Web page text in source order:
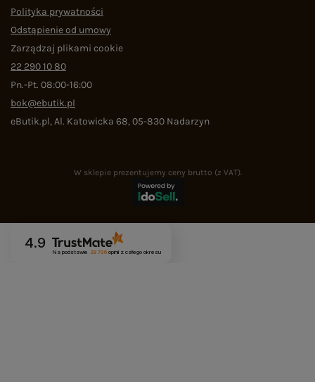
Polityka prywatności
Odstąpienie od umowy
Zarządzaj plikami cookie
22 290 10 80
Pn.-Pt. 08:00-16:00
bok@ebutik.pl
eButik.pl,Al. Katowicka 68,05-830 Nadarzyn
W sklepie prezentujemy ceny brutto (z VAT).
4.9
Na podstawie 29 736opinii z całego okresu